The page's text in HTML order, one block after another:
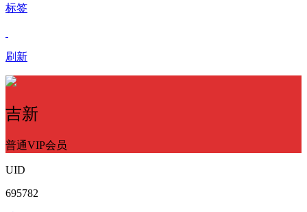
标签
刷新
吉新
普通VIP会员
UID
695782